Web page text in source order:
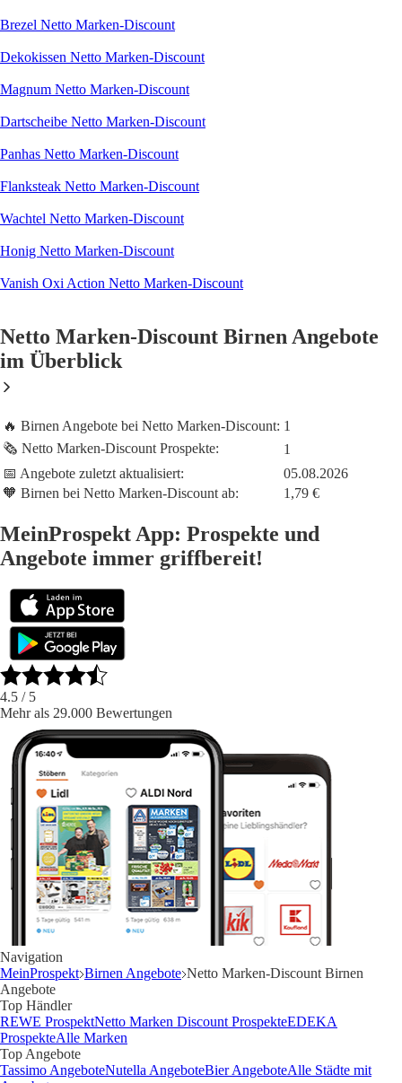
Brezel Netto Marken-Discount
Dekokissen Netto Marken-Discount
Magnum Netto Marken-Discount
Dartscheibe Netto Marken-Discount
Panhas Netto Marken-Discount
Flanksteak Netto Marken-Discount
Wachtel Netto Marken-Discount
Honig Netto Marken-Discount
Vanish Oxi Action Netto Marken-Discount
Netto Marken-Discount Birnen Angebote
im Überblick
🔥 Birnen Angebote bei Netto Marken-Discount: 1
🗞️ Netto Marken-Discount Prospekte:
1
📅 Angebote zuletzt aktualisiert:
05.08.2026
🧡 Birnen bei Netto Marken-Discount ab:
1,79 €
MeinProspekt App: Prospekte und
Angebote immer griffbereit!
4.5 / 5
Mehr als 29.000 Bewertungen
Navigation
MeinProspekt Birnen Angebote Netto Marken-Discount Birnen
Angebote
Top Händler
REWE ProspektNetto Marken Discount ProspekteEDEKA
ProspekteAlle Marken
Top Angebote
Tassimo AngeboteNutella AngeboteBier AngeboteAlle Städte mit